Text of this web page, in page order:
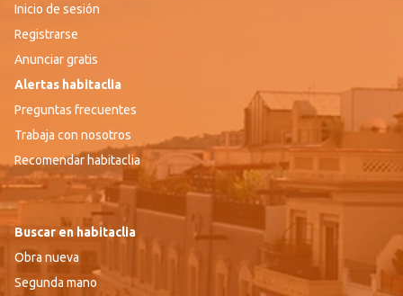
Inicio de sesión
Registrarse
Anunciar gratis
Alertas habitaclia
Preguntas frecuentes
Trabaja con nosotros
Recomendar habitaclia
Buscar en habitaclia
Obra nueva
Segunda mano